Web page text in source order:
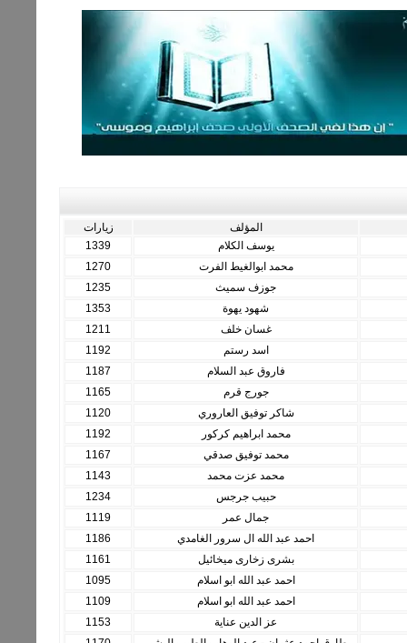
المؤلف
زيارات
يوسف الكلام
1339
محمد ابوالغيط الفرت
1270
جوزف سميث
1235
شهود يهوة
1353
غسان خلف
1211
اسد رستم
1192
فاروق عبد السلام
1187
جورج قرم
1165
شاكر توفيق العاروري
1120
محمد ابراهيم كركور
1192
محمد توفيق صدقي
1167
محمد عزت محمد
1143
حبيب جرجس
1234
جمال عمر
1119
احمد عبد الله ال سرور الغامدي
1186
بشرى زخارى ميخائيل
1161
احمد عبد الله ابو اسلام
1095
احمد عبد الله ابو اسلام
1109
عز الدين عناية
1153